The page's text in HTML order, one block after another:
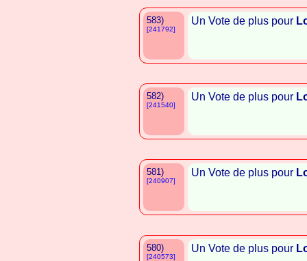
583)
[241792]
Un Vote de plus pour
582)
[241540]
Un Vote de plus pour
581)
[240907]
Un Vote de plus pour
580)
[240573]
Un Vote de plus pour